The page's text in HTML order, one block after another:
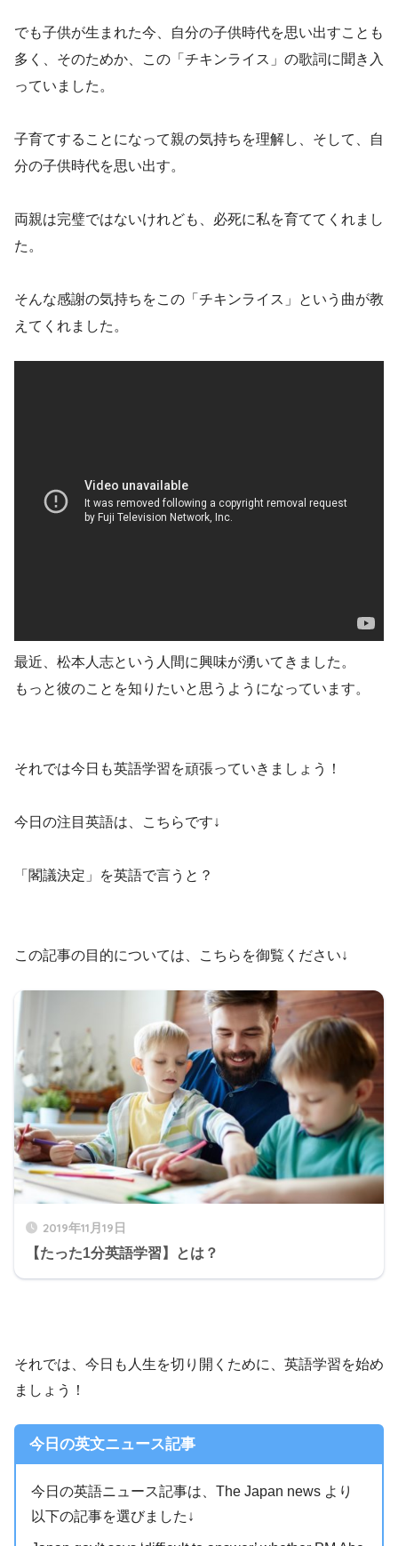
でも子供が生まれた今、自分の子供時代を思い出すことも
多く、そのためか、この「チキンライス」の歌詞に聞き入
っていました。
子育てすることになって親の気持ちを理解し、そして、自
分の子供時代を思い出す。
両親は完璧ではないけれども、必死に私を育ててくれまし
た。
そんな感謝の気持ちをこの「チキンライス」という曲が教
えてくれました。
最近、松本人志という人間に興味が湧いてきました。
もっと彼のことを知りたいと思うようになっています。
それでは今日も英語学習を頑張っていきましょう！
今日の注目英語は、こちらです↓
「閣議決定」を英語で言うと？
この記事の目的については、こちらを御覧ください↓
2019年11月19日
【たった1分英語学習】とは？
それでは、今日も人生を切り開くために、英語学習を始め
ましょう！
今日の英文ニュース記事
今日の英語ニュース記事は、The Japan news より
以下の記事を選びました↓